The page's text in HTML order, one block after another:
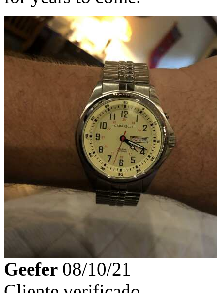
Geefer 08/10/21